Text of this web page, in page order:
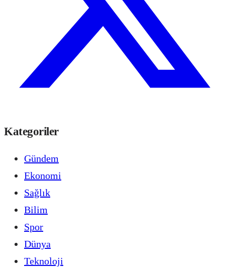
Kategoriler
Gündem
Ekonomi
Sağlık
Bilim
Spor
Dünya
Teknoloji